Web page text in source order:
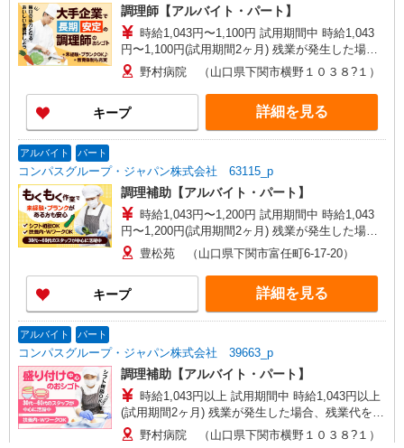
調理師【アルバイト・パート】
時給1,043円〜1,100円 試用期間中 時給1,043
円〜1,100円(試用期間2ヶ月) 残業が発生した場
合、残業代を1分単位で別途支給します。
野村病院 （山口県下関市横野１０３８?１）
キープ 詳細を見る
アルバイト パート
コンパスグループ・ジャパン株式会社 63115_p
調理補助【アルバイト・パート】
時給1,043円〜1,200円 試用期間中 時給1,043
円〜1,200円(試用期間2ヶ月) 残業が発生した場
合、残業代を1分単位で別途支給します。
豊松苑 （山口県下関市富任町6-17-20）
キープ 詳細を見る
アルバイト パート
コンパスグループ・ジャパン株式会社 39663_p
調理補助【アルバイト・パート】
時給1,043円以上 試用期間中 時給1,043円以上
(試用期間2ヶ月) 残業が発生した場合、残業代を1
分単位で別途支給します。
野村病院 （山口県下関市横野１０３８?１）